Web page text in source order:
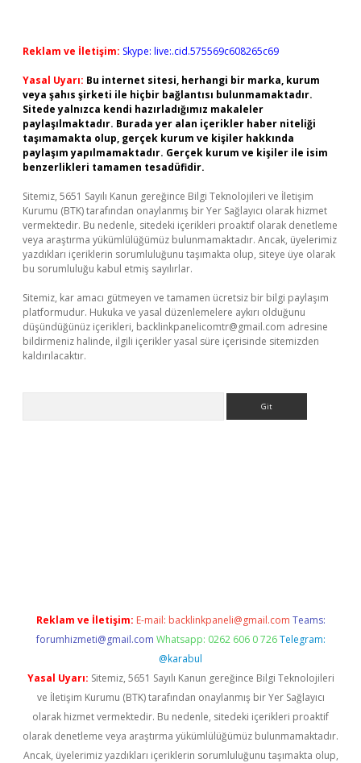
Reklam ve İletişim: Skype: live:.cid.575569c608265c69
Yasal Uyarı: Bu internet sitesi, herhangi bir marka, kurum
veya şahıs şirketi ile hiçbir bağlantısı bulunmamaktadır.
Sitede yalnızca kendi hazırladığımız makaleler
paylaşılmaktadır. Burada yer alan içerikler haber niteliği
taşımamakta olup, gerçek kurum ve kişiler hakkında
paylaşım yapılmamaktadır. Gerçek kurum ve kişiler ile isim
benzerlikleri tamamen tesadüfidir.
Sitemiz, 5651 Sayılı Kanun gereğince Bilgi Teknolojileri ve İletişim
Kurumu (BTK) tarafından onaylanmış bir Yer Sağlayıcı olarak hizmet
vermektedir. Bu nedenle, sitedeki içerikleri proaktif olarak denetleme
veya araştırma yükümlülüğümüz bulunmamaktadır. Ancak, üyelerimiz
yazdıkları içeriklerin sorumluluğunu taşımakta olup, siteye üye olarak
bu sorumluluğu kabul etmiş sayılırlar.
Sitemiz, kar amacı gütmeyen ve tamamen ücretsiz bir bilgi paylaşım
platformudur. Hukuka ve yasal düzenlemelere aykırı olduğunu
düşündüğünüz içerikleri, backlinkpanelicomtr@gmail.com adresine
bildirmeniz halinde, ilgili içerikler yasal süre içerisinde sitemizden
kaldırılacaktır.
Reklam ve İletişim: E-mail: backlinkpaneli@gmail.com Teams:
forumhizmeti@gmail.com Whatsapp: 0262 606 0 726 Telegram:
@karabul
Yasal Uyarı: Sitemiz, 5651 Sayılı Kanun gereğince Bilgi Teknolojileri
ve İletişim Kurumu (BTK) tarafından onaylanmış bir Yer Sağlayıcı
olarak hizmet vermektedir. Bu nedenle, sitedeki içerikleri proaktif
olarak denetleme veya araştırma yükümlülüğümüz bulunmamaktadır.
Ancak, üyelerimiz yazdıkları içeriklerin sorumluluğunu taşımakta olup,